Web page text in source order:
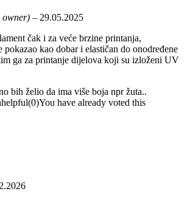
owner) – 29.05.2025
čak i za veće brzine printanja,
pokazao kao dobar i elastičan do onodređene
ga za printanje dijelova koji su izloženi UV
bih želio da ima više boja npr žuta..
(0)You have already voted this